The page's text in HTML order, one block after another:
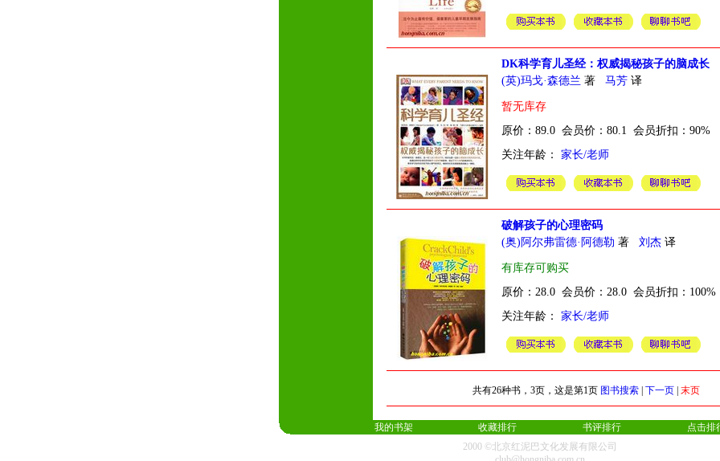
DK科学育儿圣经：权威揭秘孩子的脑成长
(英)玛戈·森德兰 著 马芳 译
暂无库存
原价：89.0 会员价：80.1 会员折扣：90%
关注年龄： 家长/老师
破解孩子的心理密码
(奥)阿尔弗雷德·阿德勒 著 刘杰 译
有库存可购买
原价：28.0 会员价：28.0 会员折扣：100%
关注年龄： 家长/老师
共有26种书，3页，这是第1页 图书搜索 下一页 末页
我的书架 收藏排行 书评排行
点击排
2000 ©北京红泥巴文化发展有限公司